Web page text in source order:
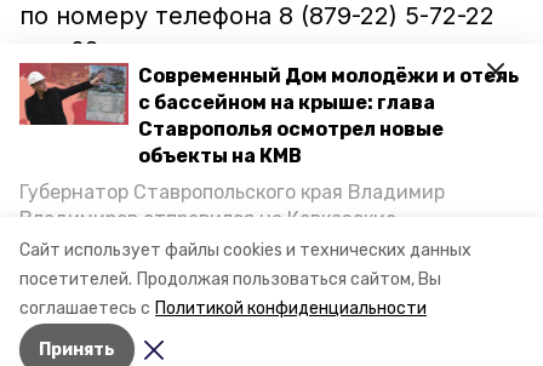
Сайт использует файлы cookies и технических данных
посетителей. Продолжая пользоваться сайтом, Вы
соглашаетесь с Политикой конфиденциальности
Принять
Современный Дом молодёжи и отель
с бассейном на крыше: глава
Ставрополья осмотрел новые
объекты на КМВ
Губернатор Ставропольского края Владимир
Владимиров отправился на Кавказские
Минеральные Воды, чтобы проинспектировать
строительство объектов в Кисловодске и
Минводах, а также выслушать предложения о
постройке новых точек притяжения для местных
жителей. Подробнее — в материале «Победы26».
по номеру телефона 8 (879-22) 5-72-22
или 02.
Ранее сообщалось, что в Минводах
нашли тело85-летней женщины в
сгоревшем доме.
Фото: ОМВД по Минераловодскому
округу
Авторы: Алексей Прус